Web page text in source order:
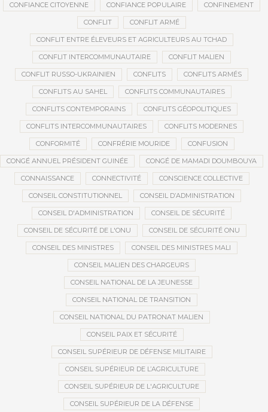
CONFIANCE CITOYENNE CONFIANCE POPULAIRE CONFINEMENT
CONFLIT CONFLIT ARMÉ
CONFLIT ENTRE ÉLEVEURS ET AGRICULTEURS AU TCHAD
CONFLIT INTERCOMMUNAUTAIRE CONFLIT MALIEN
CONFLIT RUSSO-UKRAINIEN CONFLITS CONFLITS ARMÉS
CONFLITS AU SAHEL CONFLITS COMMUNAUTAIRES
CONFLITS CONTEMPORAINS CONFLITS GÉOPOLITIQUES
CONFLITS INTERCOMMUNAUTAIRES CONFLITS MODERNES
CONFORMITÉ CONFRÉRIE MOURIDE CONFUSION
CONGÉ ANNUEL PRÉSIDENT GUINÉE CONGÉ DE MAMADI DOUMBOUYA
CONNAISSANCE CONNECTIVITÉ CONSCIENCE COLLECTIVE
CONSEIL CONSTITUTIONNEL CONSEIL D’ADMINISTRATION
CONSEIL D'ADMINISTRATION CONSEIL DE SÉCURITÉ
CONSEIL DE SÉCURITÉ DE L'ONU CONSEIL DE SÉCURITÉ ONU
CONSEIL DES MINISTRES CONSEIL DES MINISTRES MALI
CONSEIL MALIEN DES CHARGEURS
CONSEIL NATIONAL DE LA JEUNESSE
CONSEIL NATIONAL DE TRANSITION
CONSEIL NATIONAL DU PATRONAT MALIEN
CONSEIL PAIX ET SÉCURITÉ
CONSEIL SUPÉRIEUR DE DÉFENSE MILITAIRE
CONSEIL SUPÉRIEUR DE L’AGRICULTURE
CONSEIL SUPÉRIEUR DE L'AGRICULTURE
CONSEIL SUPÉRIEUR DE LA DÉFENSE